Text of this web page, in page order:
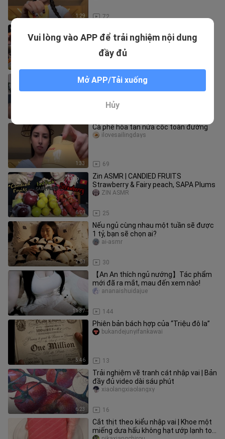
1:29 72
FRIED CHICKEN & CHEESE SAUCE
ASMR bị hai người này “khóa cứng”
suốt mười một phút bằng đồ ăn vặt
1:33
Cà phê hòa tan nửa cốc toàn đường
69
ilovesailingdays
6:01
Zin ASMR | CANDIED FRUITS
Strawberry & Fairy peach, SAPA Plums
25
ZIN ASMR
2:01
Nếu ngủ cùng nhau một tuần sẽ được
1 tỷ, bạn sẽ chọn ai?
30
ai-asmr
11:37
【An An thích ngủ nướng】Tác phẩm
mới đã ra mắt, mau đến xem nào!
144
ananaishuidajue
5:46
Phiên bản bách hợp của “Triệu đô la”
13
bukandejunyifankawai
6:23
Trải nghiệm vẽ tranh cát nhập vai | Bản
đầy đủ video dài sáu phút
16
xiaolangxiaolangxy
Cắt thịt theo kiểu nhập vai | Khoe một
miếng dưa hấu không hạt ướp lạnh to
Vui lòng vào APP để trải nghiệm nội dung
đầy đủ
Mở APP/Tải xuống
Hủy